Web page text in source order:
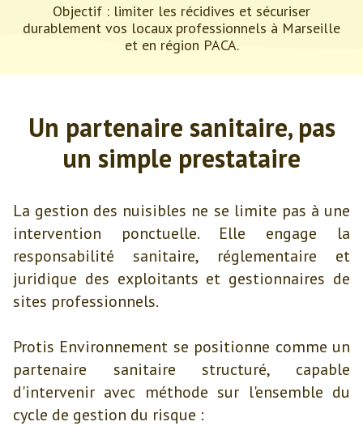
Objectif : limiter les récidives et sécuriser
durablement vos locaux professionnels à Marseille
et en région PACA.
Un partenaire sanitaire, pas
un simple prestataire
La gestion des nuisibles ne se limite pas à une
intervention ponctuelle. Elle engage la
responsabilité sanitaire, réglementaire et
juridique des exploitants et gestionnaires de
sites professionnels.
Protis Environnement se positionne comme un
partenaire sanitaire structuré, capable
d'intervenir avec méthode sur l'ensemble du
cycle de gestion du risque :